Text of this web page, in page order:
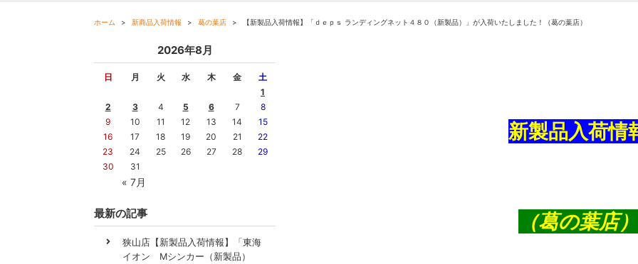
ホーム 新商品入荷情報 葛の葉店 【新製品入荷情報】「ｄｅｐｓ ランディングネット４８０（新製品）」が入荷いたしました！（葛の葉店）
新製品入荷情
（葛の葉店）
2026年8月
日 月 火 水 木 金 土
« 7月
1
2
3 4 5 6 7
8
9
10 11 12 13 14
15
16
17 18 19 20 21
22
23
24 25 26 27 28
29
30
31
最新の記事
狭山店【新製品入荷情報】「東海
イオン Mシンカー（新製品）